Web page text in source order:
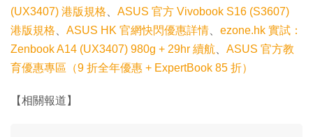
(UX3407) 港版規格
ASUS 官方 Vivobook S16 (S3607)
港版規格
ASUS HK 官網快閃優惠詳情
ezone.hk 實試：
Zenbook A14 (UX3407) 980g + 29hr 續航
ASUS 官方教
育優惠專區（9 折全年優惠 + ExpertBook 85 折）
【相關報道】